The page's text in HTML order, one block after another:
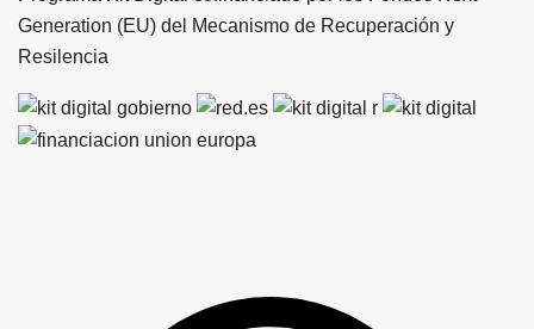
Generation (EU) del Mecanismo de Recuperación y
Resilencia